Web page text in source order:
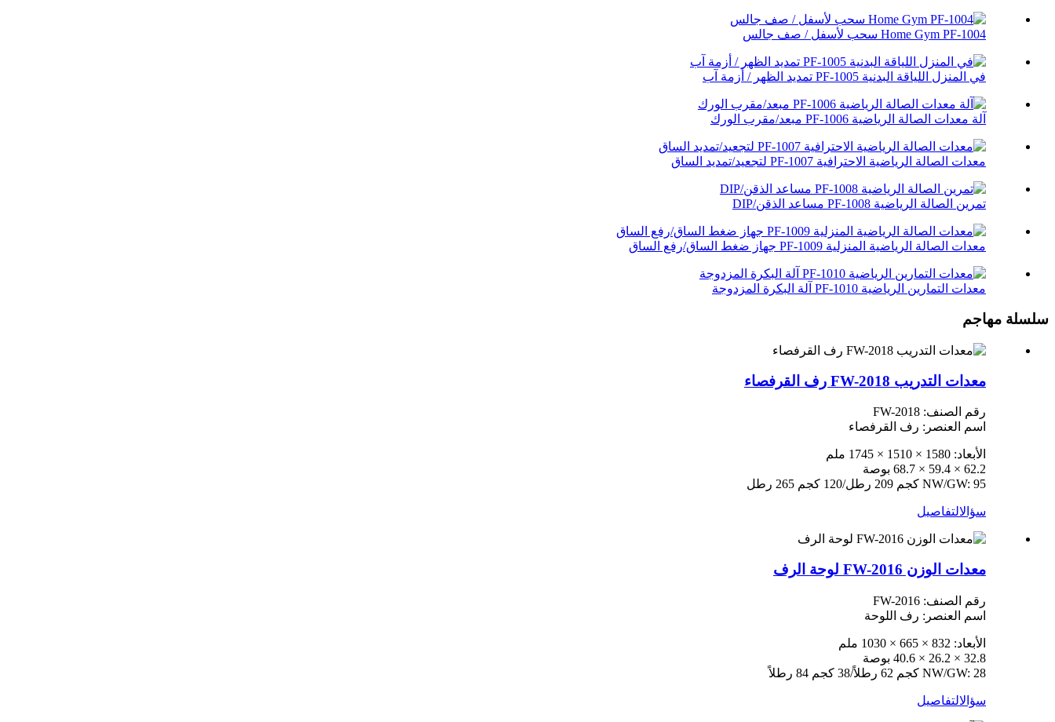
Home Gym PF-1004 سحب لأسفل / صف جالس
في المنزل اللياقة البدنية PF-1005 تمديد الظهر / أزمة آب
آلة معدات الصالة الرياضية PF-1006 مبعد/مقرب الورك
معدات الصالة الرياضية الاحترافية PF-1007 لتجعيد/تمديد الساق
تمرين الصالة الرياضية PF-1008 مساعد الذقن/DIP
معدات الصالة الرياضية المنزلية PF-1009 جهاز ضغط الساق/رفع الساق
معدات التمارين الرياضية PF-1010 آلة البكرة المزدوجة
سلسلة مهاجم
معدات التدريب FW-2018 رف القرفصاء
رقم الصنف: FW-2018
اسم العنصر: رف القرفصاء
الأبعاد: 1580 × 1510 × 1745 ملم
62.2 × 59.4 × 68.7 بوصة
NW/GW: 95 كجم 209 رطل/120 كجم 265 رطل
سؤالالتفاصيل
معدات الوزن FW-2016 لوحة الرف
رقم الصنف: FW-2016
اسم العنصر: رف اللوحة
الأبعاد: 832 × 665 × 1030 ملم
32.8 × 26.2 × 40.6 بوصة
NW/GW: 28 كجم 62 رطلاً/38 كجم 84 رطلاً
سؤالالتفاصيل